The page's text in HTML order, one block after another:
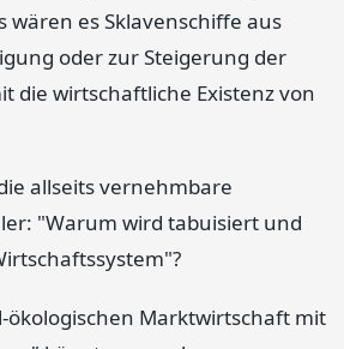
es Sklavenschiffe aus
oder zur Steigerung der
die wirtschaftliche Existenz von
allseits vernehmbare
"Warum wird tabuisiert und
Marktwirtschaft mit